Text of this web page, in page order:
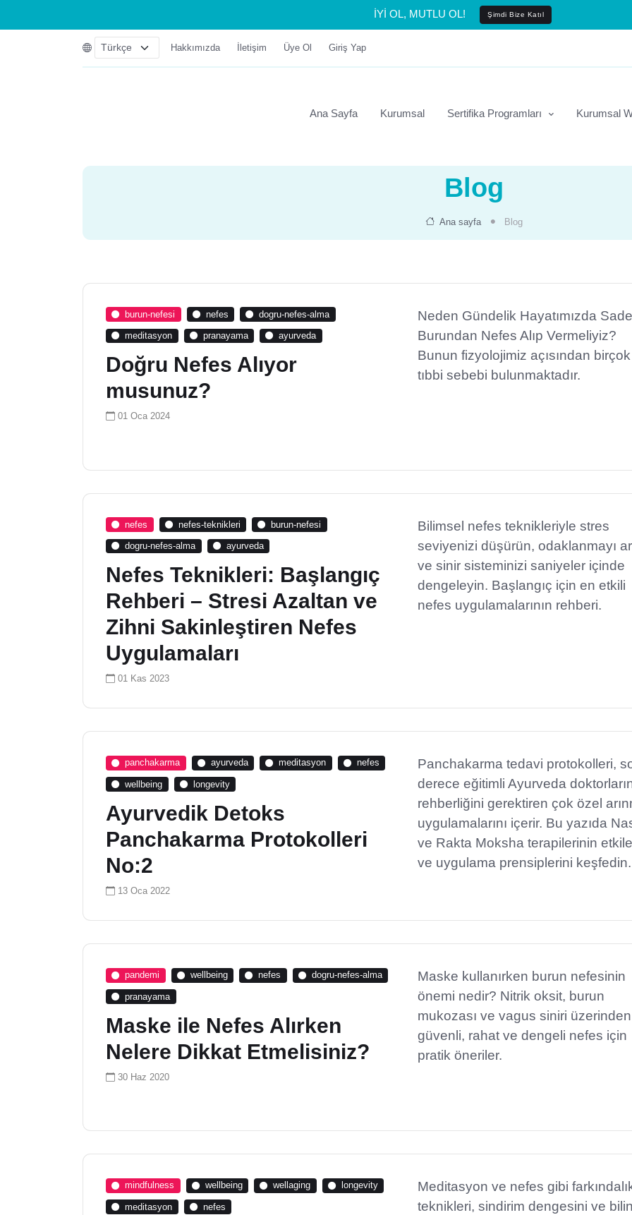
İYİ OL, MUTLU OL! Şimdi Bize Katıl
Hakkımızda İletişim Üye Ol Giriş Yap
Ana Sayfa Kurumsal Sertifika Programları Kurumsal
Blog
Ana sayfa Blog
burun-nefesi nefes dogru-nefes-alma
meditasyon pranayama ayurveda
Doğru Nefes Alıyor
musunuz?
01 Oca 2024
Neden Gündelik Hayatımızda
Burundan Nefes Alıp Vermeliyiz?
Bunun fizyolojimiz açısından birçok
tıbbi sebebi bulunmaktadır.
nefes nefes-teknikleri burun-nefesi
dogru-nefes-alma ayurveda
Nefes Teknikleri: Başlangıç
Rehberi – Stresi Azaltan ve
Zihni Sakinleştiren Nefes
Uygulamaları
01 Kas 2023
Bilimsel nefes teknikleriyle stres
seviyenizi düşürün, odaklanmayı
ve sinir sisteminizi saniyeler içinde
dengeleyin. Başlangıç için en etkili
nefes uygulamalarının rehberi.
panchakarma ayurveda meditasyon nefes
wellbeing longevity
Ayurvedik Detoks
Panchakarma Protokolleri
No:2
13 Oca 2022
Panchakarma tedavi protokolleri,
derece eğitimli Ayurveda
rehberliğini gerektiren çok özel
uygulamalarını içerir. Bu yazıda
ve Rakta Moksha terapilerinin
ve uygulama prensiplerini keşfedin.
pandemi wellbeing nefes dogru-nefes-alma
pranayama
Maske ile Nefes Alırken
Nelere Dikkat Etmelisiniz?
30 Haz 2020
Maske kullanırken burun nefesinin
önemi nedir? Nitrik oksit, burun
mukozası ve vagus siniri üzerinden
güvenli, rahat ve dengeli nefes için
pratik öneriler.
mindfulness wellbeing wellaging longevity
meditasyon nefes
Meditasyon ve nefes gibi
teknikleri, sindirim dengesini ve